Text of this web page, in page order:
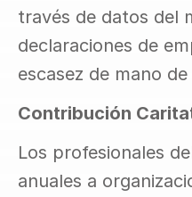
través de datos del
declaraciones de
escasez de mano
Contribución
Los profesionales
anuales a